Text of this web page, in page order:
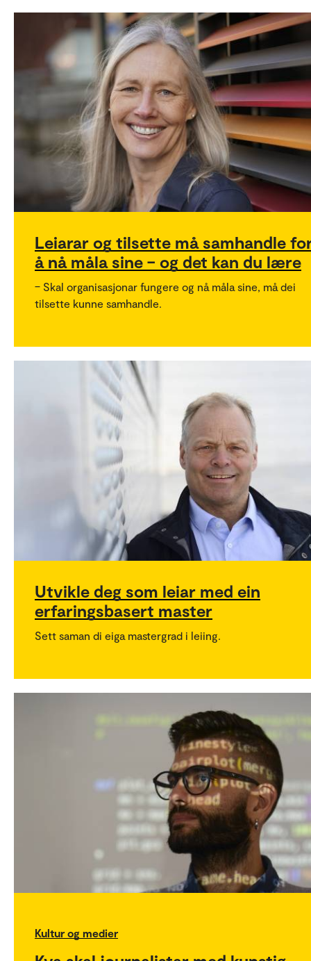
Leiarar og tilsette må samhandle
å nå måla sine – og det kan du lære
– Skal organisasjonar fungere og nå måla sine, må dei
tilsette kunne samhandle.
Utvikle deg som leiar med ein
erfaringsbasert master
Sett saman di eiga mastergrad i leiing.
Kultur og medier